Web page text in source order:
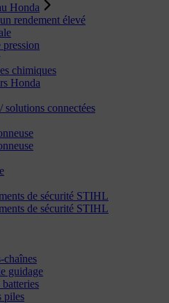
Honda
rendement élevé
pression
chimiques
Honda
connectées
de sécurité STIHL
de sécurité STIHL
chaînes
guidage
piles